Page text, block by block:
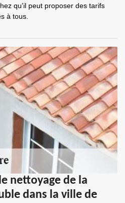
qu'il peut proposer des tarifs
à tous.
nettoyage de la
dans la ville de